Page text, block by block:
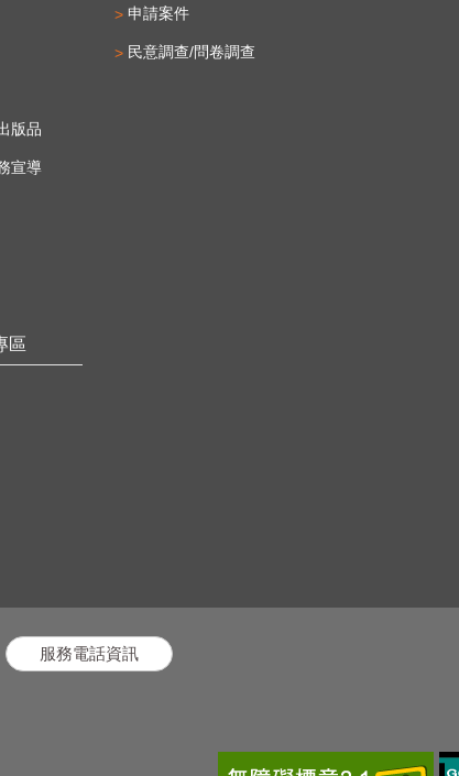
版品
宣導
申請案件
民意調查/問卷調查
區
服務電話資訊